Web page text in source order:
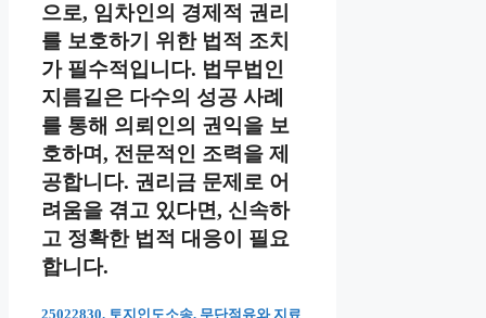
으로, 임차인의 경제적 권리
를 보호하기 위한 법적 조치
가 필수적입니다. 법무법인
지름길은 다수의 성공 사례
를 통해 의뢰인의 권익을 보
호하며, 전문적인 조력을 제
공합니다. 권리금 문제로 어
려움을 겪고 있다면, 신속하
고 정확한 법적 대응이 필요
합니다.
25022830. 토지인도소송, 무단점유와 지료